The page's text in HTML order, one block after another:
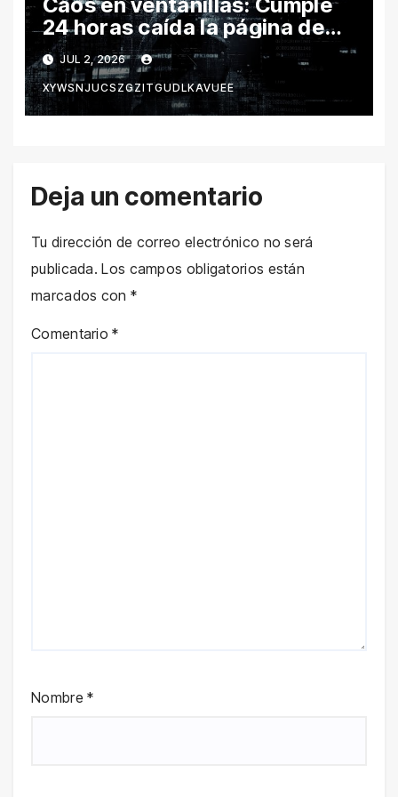
Caos en ventanillas: Cumple
24 horas caída la página de
León por hackeo y congela
trámites
JUL 2, 2026
XYWSNJUCSZGZITGUDLKAVUEE
Deja un comentario
Tu dirección de correo electrónico no será
publicada. Los campos obligatorios están
marcados con *
Comentario*
Nombre*